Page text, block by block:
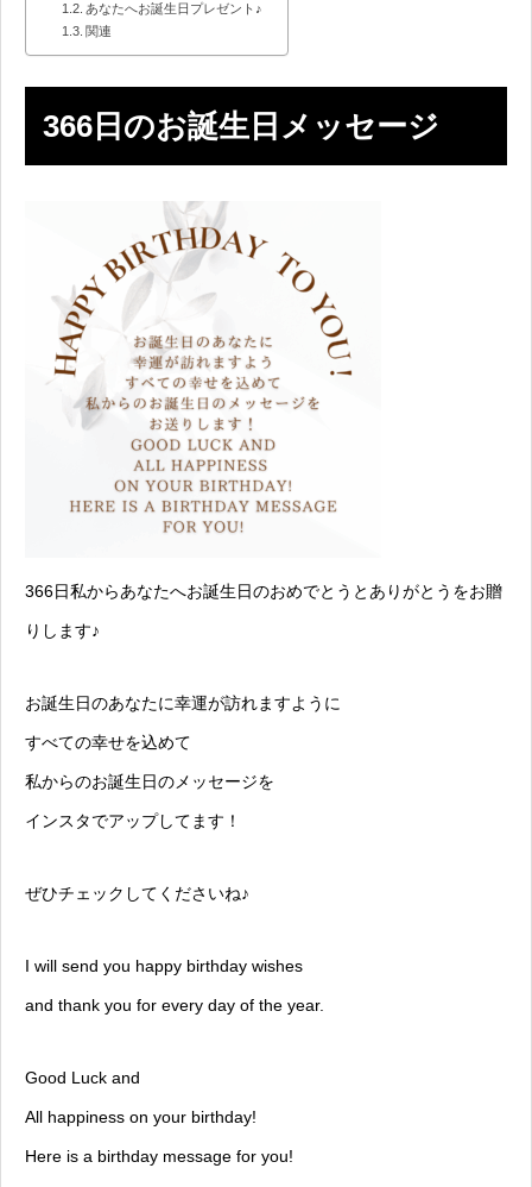
あなたへお誕生日プレゼント♪
関連
366日のお誕生日メッセージ
366日私からあなたへお誕生日のおめでとうとありがとうをお贈
りします♪
お誕生日のあなたに幸運が訪れますように
すべての幸せを込めて
私からのお誕生日のメッセージを
インスタでアップしてます！
ぜひチェックしてくださいね♪
I will send you happy birthday wishes
and thank you for every day of the year.
Good Luck and
All happiness on your birthday!
Here is a birthday message for you!